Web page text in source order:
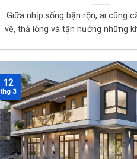
Xúc Sống
Giữa nhịp sống bận rộn, ai cũng
về, thả lỏng và tận hưởng những
12
thg 3